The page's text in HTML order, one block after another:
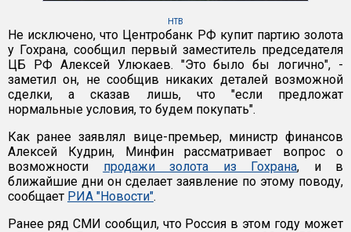
НТВ
Не исключено, что Центробанк РФ купит партию золота
у Гохрана, сообщил первый заместитель председателя
ЦБ РФ Алексей Улюкаев. "Это было бы логично", -
заметил он, не сообщив никаких деталей возможной
сделки, а сказав лишь, что "если предложат
нормальные условия, то будем покупать".
Как ранее заявлял вице-премьер, министр финансов
Алексей Кудрин, Минфин рассматривает вопрос о
возможности продажи золота из Гохрана, и в
ближайшие дни он сделает заявление по этому поводу,
сообщает РИА "Новости".
Ранее ряд СМИ сообщил, что Россия в этом году может